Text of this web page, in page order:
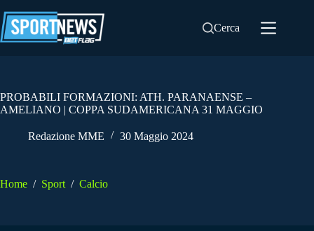
al
contenuto
Cerca
PROBABILI FORMAZIONI: ATH. PARANAENSE –
AMELIANO | COPPA SUDAMERICANA 31 MAGGIO
Redazione MME 30 Maggio 2024
Home / Sport / Calcio